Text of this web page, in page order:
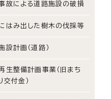
故による道路施設の破損
はみ出した樹木の伐採等
設計画（道路）
生整備計画事業（旧まち
交付金）